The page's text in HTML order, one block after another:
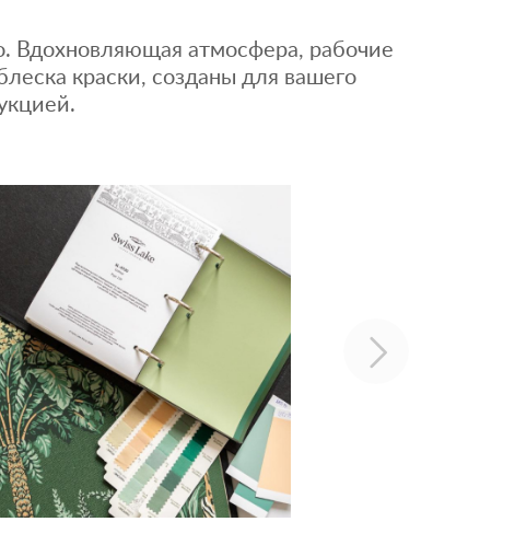
Вдохновляющая атмосфера, рабочие
краски, созданы для вашего